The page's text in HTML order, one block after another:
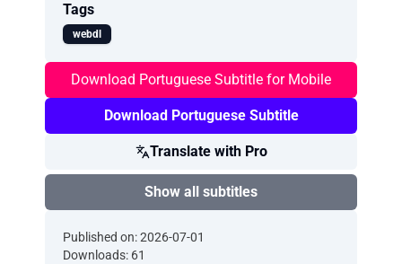
Tags
webdl
Download Portuguese Subtitle for Mobile
Download Portuguese Subtitle
Translate with Pro
Show all subtitles
Published on: 2026-07-01
Downloads: 61